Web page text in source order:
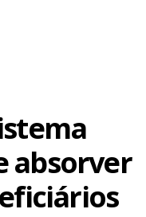
absorver